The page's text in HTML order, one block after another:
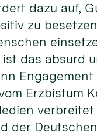
dazu auf,
zu
ist das absurd
Erzbistum
der